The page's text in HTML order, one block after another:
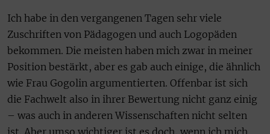
Ich habe in den vergangenen Tagen sehr viele
Zuschriften von Pädagogen und auch Logopäden
bekommen. Die meisten haben mich zwar in meiner
Position bestärkt, aber es gab auch einige, die ähnlich
wie Frau Gogolin argumentierten. Offenbar ist sich
die Fachwelt also in ihrer Bewertung nicht ganz einig
– was auch in anderen Wissenschaften nicht selten